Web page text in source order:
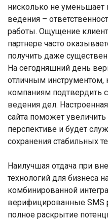
нисколько не
ведения –
работы. Ощущение
партнере часто
получить даже
На сегодняшний день
отличным инструментом,
компаниям подтвердить
ведения дел.
сайта поможет
перспективе и будет
сохранения стабильных
Наилучшая отдача при
технологий для бизнеса
комбинированной
верифицированные SMS
полное раскрытие